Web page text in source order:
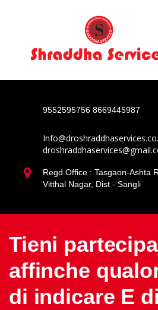
9552595756 8669445987
Regd.Office : Tasgaon-Ashta
Vitthal Nagar, Dist - Sangli
Tieni
affinche
di indicare E